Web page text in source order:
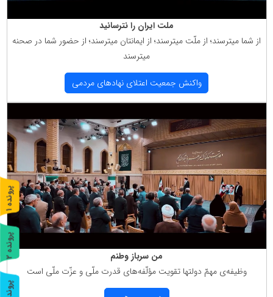
ملت ایران را نترسانید
از شما میترسند؛ از ملّت میترسند؛ از ایمانتان میترسند؛ از حضور شما در صحنه
میترسند
واكنش جمعیت اعتلای نهادهای مردمی
من سرباز وطنم
وظیفه‌ی مهمّ دولتها تقویت مؤلّفه‌های قدرت ملّی و عزّت ملّی است
پ
ر
و
ن
د
ه
1
پ
ر
و
ن
د
ه
2
پ
3